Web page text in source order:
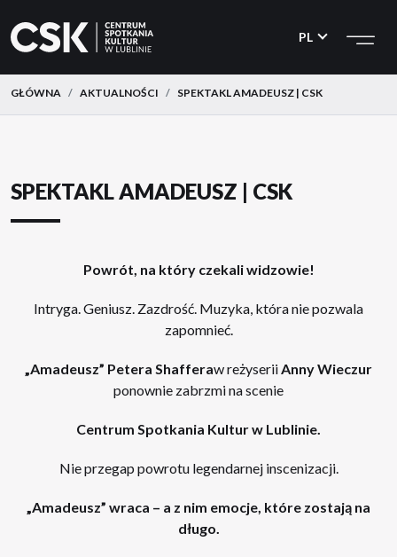
CSK
do
menu
do
treści
PL
GŁÓWNA AKTUALNOŚCI SPEKTAKL AMADEUSZ | CSK
SPEKTAKL AMADEUSZ | CSK
Powrót, na który czekali widzowie!
Intryga. Geniusz. Zazdrość. Muzyka, która nie pozwala
zapomnieć.
„Amadeusz” Petera Shafferaw reżyseriiAnny Wieczur
ponownie zabrzmi na scenie
Centrum Spotkania Kultur w Lublinie.
Nie przegap powrotu legendarnej inscenizacji.
„Amadeusz” wraca – a z nim emocje, które zostają na
długo.